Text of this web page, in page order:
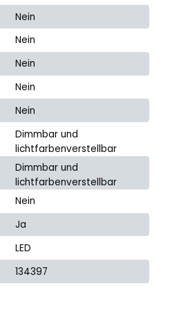
Nein
Nein
Nein
Nein
Nein
Dimmbar und
lichtfarbenverstellbar
Dimmbar und
lichtfarbenverstellbar
Nein
Ja
LED
134397